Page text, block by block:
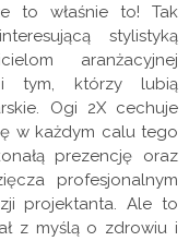
to właśnie to! Tak
stylistyką
aranżacyjnej
tym, którzy lubią
Ogi 2X cechuje
w każdym calu tego
prezencję oraz
profesjonalnym
projektanta. Ale to
z myślą o zdrowiu i